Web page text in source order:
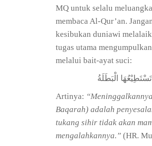
MQ untuk selalu
membaca Al-Qur’an.
kesibukan duniawi
tugas utama
melalui bait-ayat suci:
الْبَطَلَةُ
Artinya:
Baqarah) adalah
tukang sihir tidak akan
mengalahkannya.” (HR.